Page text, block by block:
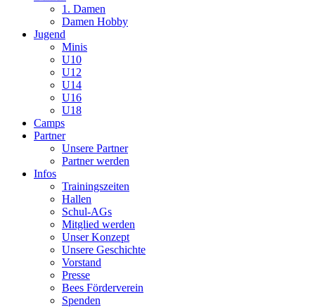
1. Damen
Damen Hobby
Jugend
Minis
U10
U12
U14
U16
U18
Camps
Partner
Unsere Partner
Partner werden
Infos
Trainingszeiten
Hallen
Schul-AGs
Mitglied werden
Unser Konzept
Unsere Geschichte
Vorstand
Presse
Bees Förderverein
Spenden